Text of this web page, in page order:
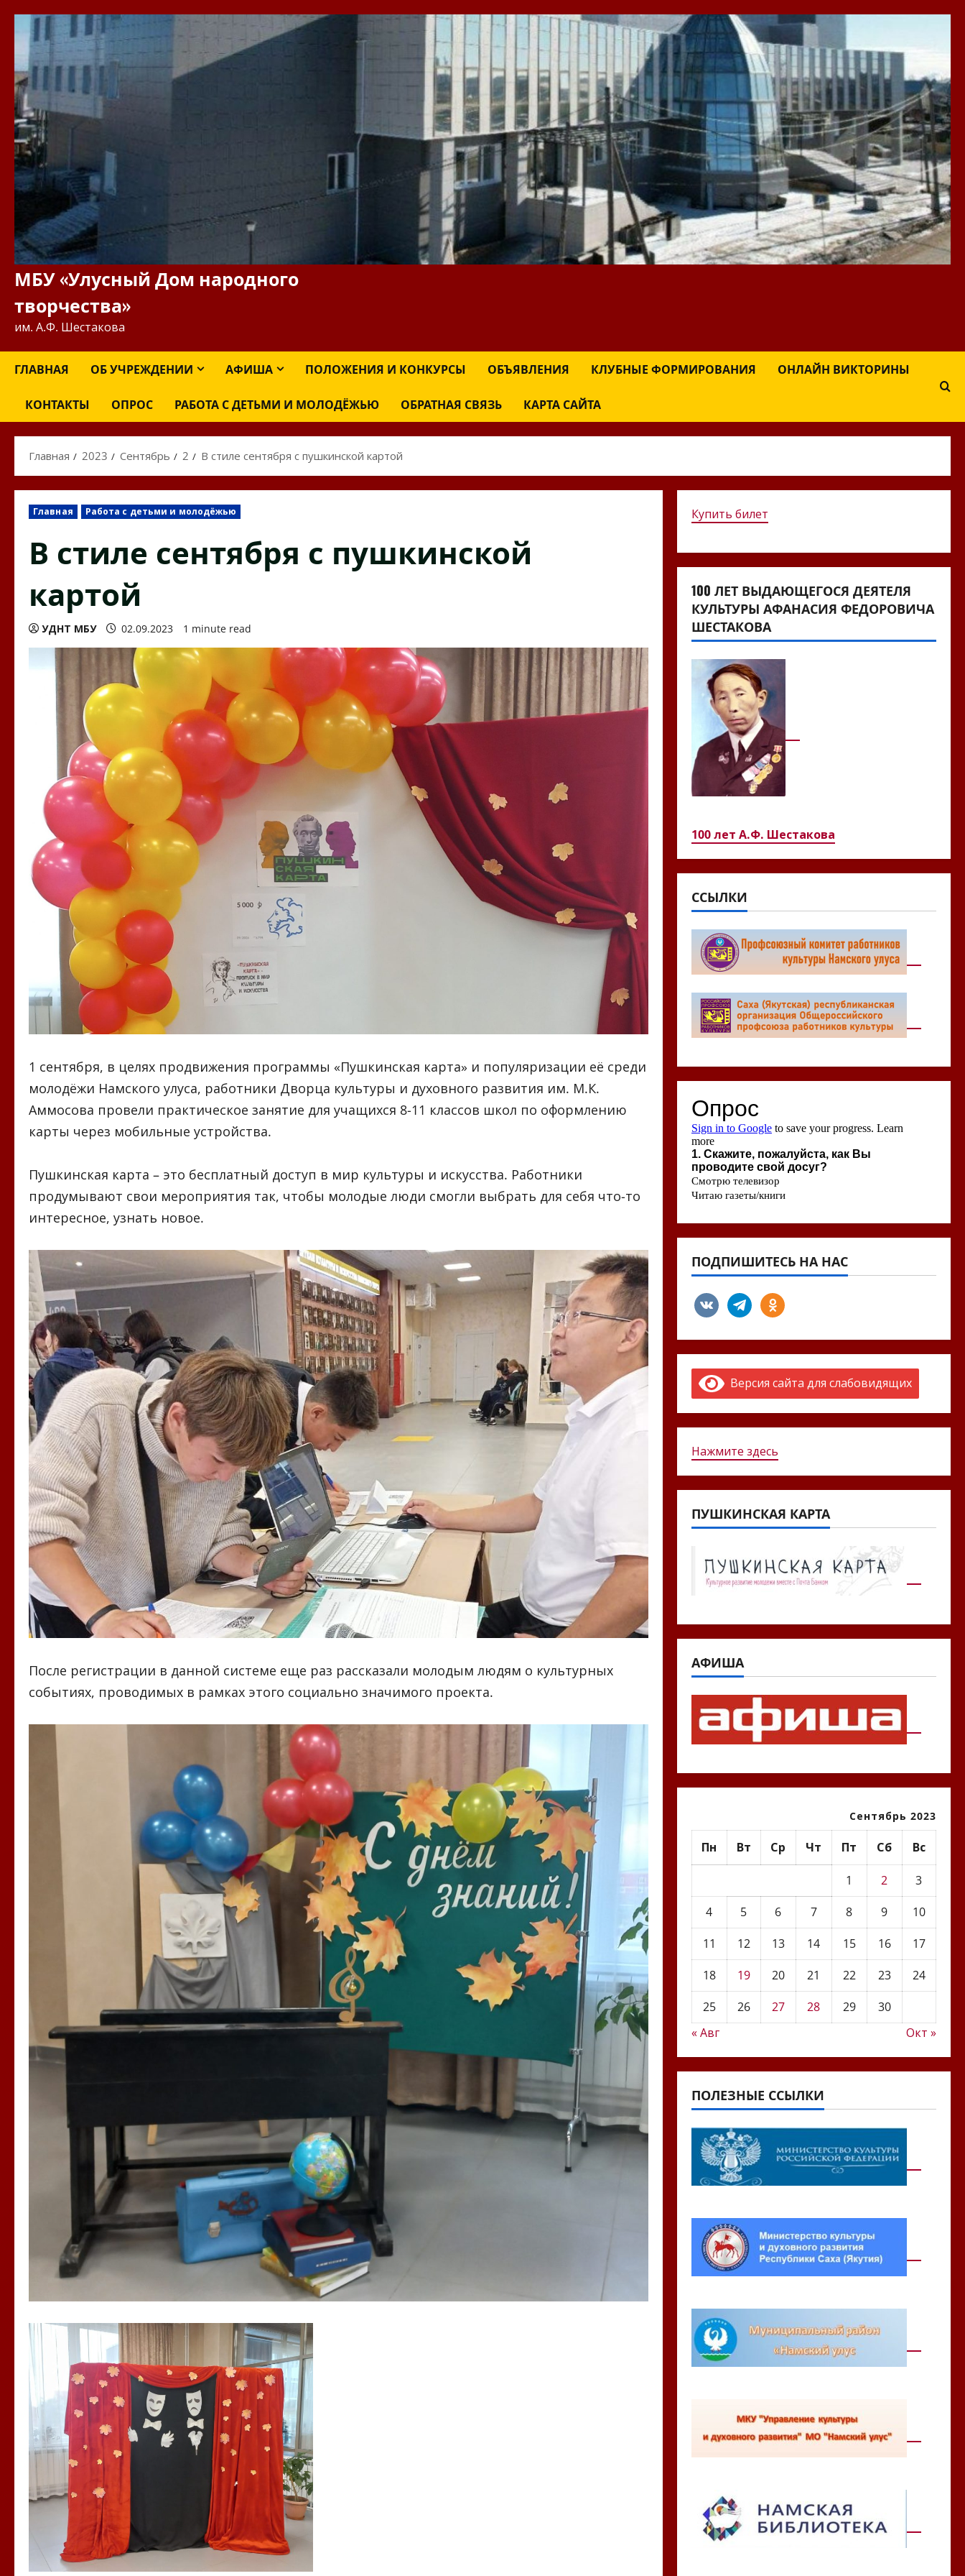
содержимому
МБУ «Улусный Дом народного
творчества»
им. А.Ф. Шестакова
ГЛАВНАЯ ОБ УЧРЕЖДЕНИИ АФИША ПОЛОЖЕНИЯ И КОНКУРСЫ ОБЪЯВЛЕНИЯ КЛУБНЫЕ ФОРМИРОВАНИЯ ОНЛАЙН ВИКТОРИНЫ
КОНТАКТЫ ОПРОС РАБОТА С ДЕТЬМИ И МОЛОДЁЖЬЮ ОБРАТНАЯ СВЯЗЬ КАРТА САЙТА
Главная 2023 Сентябрь 2 В стиле сентября с пушкинской картой
Главная Работа с детьми и молодёжью
В стиле сентября с пушкинской
картой
УДНТ МБУ 02.09.2023 1 minute read
1 сентября, в целях продвижения программы «Пушкинская карта» и популяризации её среди
молодёжи Намского улуса, работники Дворца культуры и духовного развития им. М.К.
Аммосова провели практическое занятие для учащихся 8-11 классов школ по оформлению
карты через мобильные устройства.​
Пушкинская карта – это бесплатный доступ в мир культуры и искусства. Работники
продумывают свои мероприятия так, чтобы молодые люди смогли выбрать для себя что-то
интересное, узнать новое.
После регистрации в данной системе еще раз рассказали молодым людям о культурных
событиях, проводимых в рамках этого социально значимого проекта.
Купить билет
100 ЛЕТ ВЫДАЮЩЕГОСЯ ДЕЯТЕЛЯ
КУЛЬТУРЫ АФАНАСИЯ ФЕДОРОВИЧА
ШЕСТАКОВА
100 лет А.Ф. Шестакова
ССЫЛКИ
ПОДПИШИТЕСЬ НА НАС
vkontaktetelegramodnoklassniki
Версия сайта для слабовидящих
Нажмите здесь
ПУШКИНСКАЯ КАРТА
АФИША
Сентябрь 2023
Пн Вт Ср Чт Пт Сб Вс
1 2
3
4
5 6 7 8 9
10
11
12 13 14 15 16
17
18
19 20 21 22 23
24
25
26 27 28 29
30
« Авг
Окт »
ПОЛЕЗНЫЕ ССЫЛКИ